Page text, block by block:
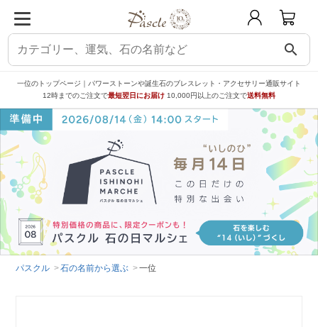
search
一位のトップページ｜パワーストーンや誕生石のブレスレット・アクセサリー通販サイト
12時までのご注文で最短翌日にお届け 10,000円以上のご注文で送料無料
パスクル 石の名前から選ぶ 一位